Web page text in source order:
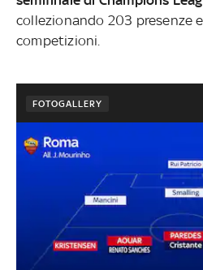
collezionando 203 presenze
competizioni.
FOTOGALLERY